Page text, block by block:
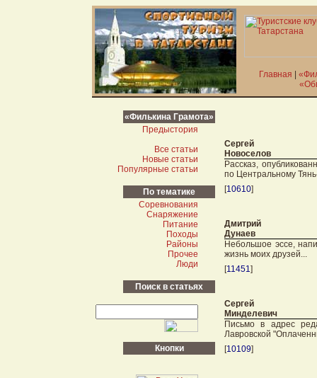
Главная
«Филькина Грамота»
Предыстория
Все статьи
Новые статьи
Популярные статьи
По тематике
Соревнования
Снаряжение
Питание
Походы
Районы
Прочее
Люди
Поиск в статьях
Кнопки
Сергей
Новоселов
Рассказ,
по Центральному
[10610]
Дмитрий
Дунаев
Небольшое эссе,
жизнь моих друзей...
[11451]
Сергей
Минделевич
Письмо в адрес
Лавровской
[10109]